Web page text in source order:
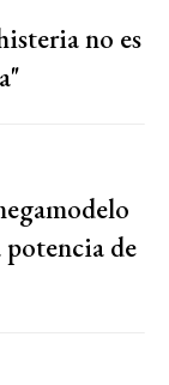
no es
de